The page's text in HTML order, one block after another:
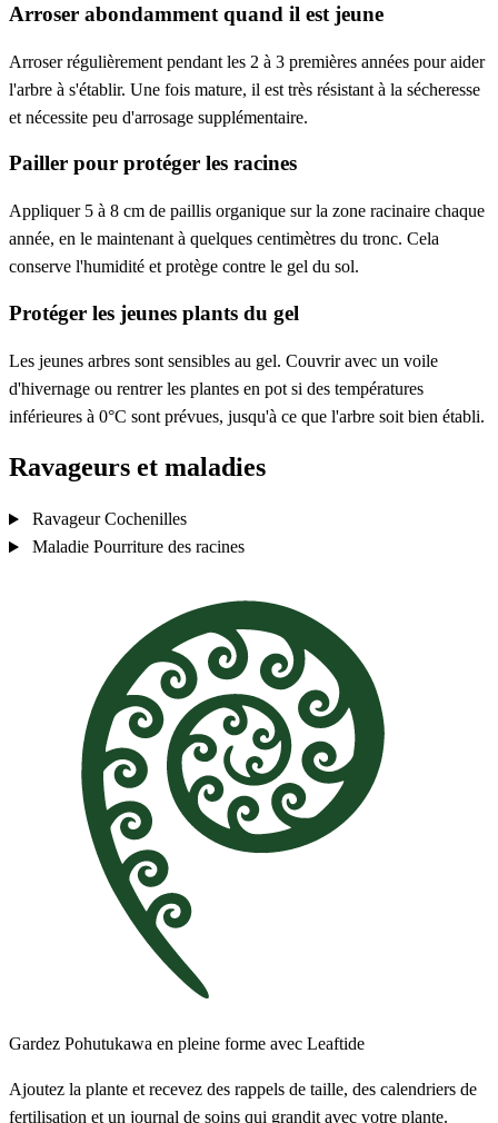
Arroser abondamment quand il est jeune
Arroser régulièrement pendant les 2 à 3 premières années pour aider
l'arbre à s'établir. Une fois mature, il est très résistant à la sécheresse
et nécessite peu d'arrosage supplémentaire.
Pailler pour protéger les racines
Appliquer 5 à 8 cm de paillis organique sur la zone racinaire chaque
année, en le maintenant à quelques centimètres du tronc. Cela
conserve l'humidité et protège contre le gel du sol.
Protéger les jeunes plants du gel
Les jeunes arbres sont sensibles au gel. Couvrir avec un voile
d'hivernage ou rentrer les plantes en pot si des températures
inférieures à 0°C sont prévues, jusqu'à ce que l'arbre soit bien établi.
Ravageurs et maladies
RavageurCochenilles
Maladie Pourriture des racines
Gardez Pohutukawa en pleine forme avec Leaftide
Ajoutez la plante et recevez des rappels de taille, des calendriers de
fertilisation et un journal de soins qui grandit avec votre plante.